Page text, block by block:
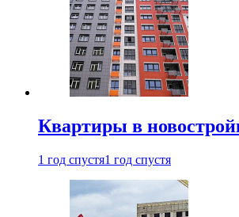
Квартиры в
1 год спустя1 год спустя